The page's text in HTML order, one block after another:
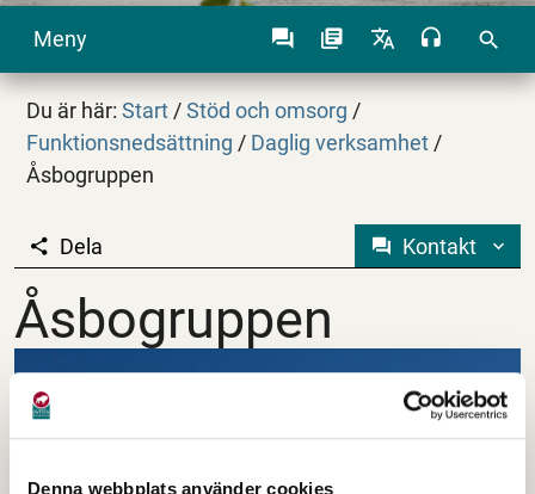
Denna webbplats använder cookies
Meny search
Du är här:Start / Stöd och omsorg /
Funktionsnedsättning / Daglig verksamhet /
Åsbogruppen
Åsbogruppen
Dela Kontakt
Åsbogruppen